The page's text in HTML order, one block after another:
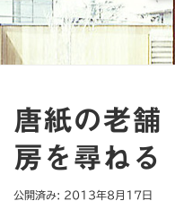
唐紙の老
房を尋ねる
公開済み: 2013年8月17日